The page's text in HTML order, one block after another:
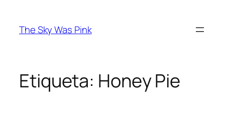
contenido
The Sky Was Pink
Etiqueta: Honey Pie